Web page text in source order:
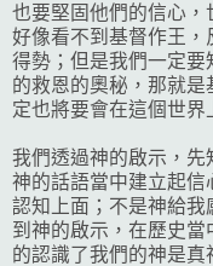
也要堅固他們的信心
好像看不到基督作王
得勢；但是我們一定
的救恩的奧秘，那就
定也將要會在這個世界
我們透過神的啟示，
神的話語當中建立起
認知上面；不是神給
到神的啟示，在歷史
的認識了我們的神是